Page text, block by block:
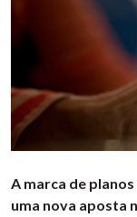
A marca de
uma nova aposta